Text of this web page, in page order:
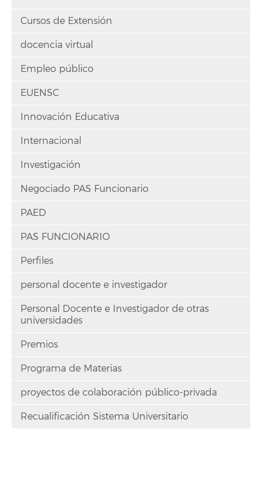
Cursos de Extensión
docencia virtual
Empleo público
EUENSC
Innovación Educativa
Internacional
Investigación
Negociado PAS Funcionario
PAED
PAS FUNCIONARIO
Perfiles
personal docente e investigador
Personal Docente e Investigador de otras
universidades
Premios
Programa de Materias
proyectos de colaboración público-privada
Recualificación Sistema Universitario